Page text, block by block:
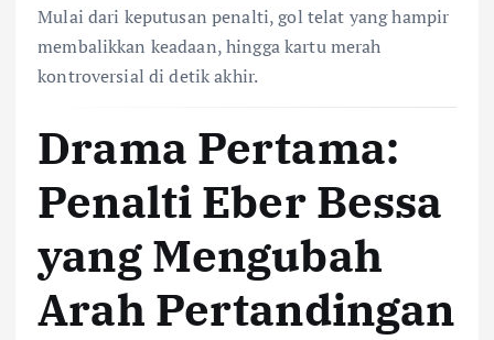
Mulai dari keputusan penalti, gol telat yang hampir
membalikkan keadaan, hingga kartu merah
kontroversial di detik akhir.
Drama Pertama:
Penalti Eber Bessa
yang Mengubah
Arah Pertandingan